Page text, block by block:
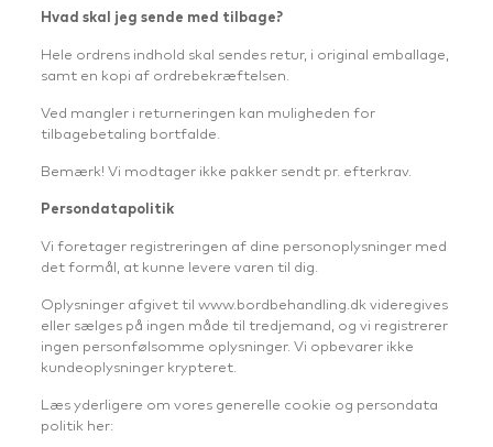
Hvad skal jeg sende med tilbage?
Hele ordrens indhold skal sendes retur, i original emballage,
samt en kopi af ordrebekræftelsen.
Ved mangler i returneringen kan muligheden for
tilbagebetaling bortfalde.
Bemærk! Vi modtager ikke pakker sendt pr. efterkrav.
Persondatapolitik
Vi foretager registreringen af dine personoplysninger med
det formål, at kunne levere varen til dig.
Oplysninger afgivet til www.bordbehandling.dk videregives
eller sælges på ingen måde til tredjemand, og vi registrerer
ingen personfølsomme oplysninger. Vi opbevarer ikke
kundeoplysninger krypteret.
Læs yderligere om vores generelle cookie og persondata
politik her: